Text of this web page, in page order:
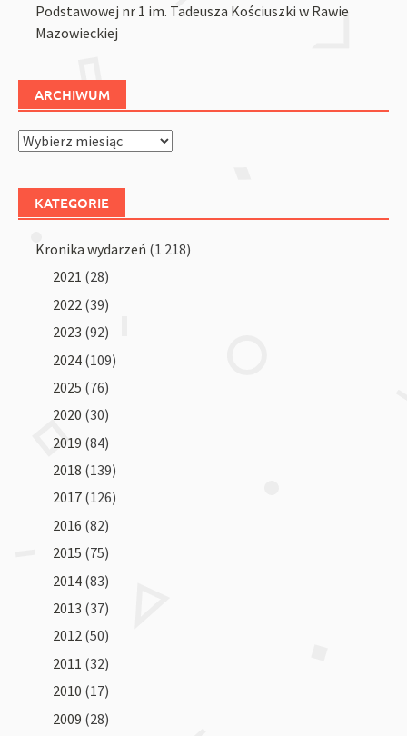
Podstawowej nr 1 im. Tadeusza Kościuszki w Rawie
Mazowieckiej
ARCHIWUM
Archiwum
KATEGORIE
Kronika wydarzeń (1 218)
2021 (28)
2022 (39)
2023 (92)
2024 (109)
2025 (76)
2020 (30)
2019 (84)
2018 (139)
2017 (126)
2016 (82)
2015 (75)
2014 (83)
2013 (37)
2012 (50)
2011 (32)
2010 (17)
2009 (28)